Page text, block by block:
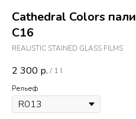
Cathedral Colors
С16
REALISTIC STAINED GLASS FILMS
2 300 р. / 1 l
Рельеф